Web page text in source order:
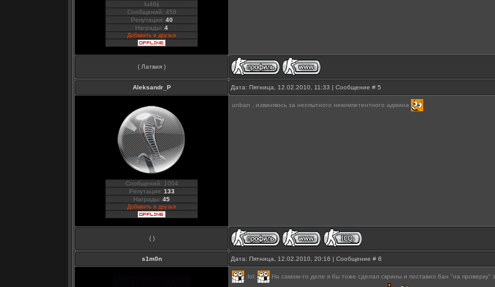
lu46ij
Сообщений: 458
Репутация: 40
Награды: 4
Добавить в друзья
( Латвия )
Aleksandr_P Дата: Пятница, 12.02.2010, 11:33 | Сообщение # 5
Сообщений: 1004
Репутация: 133
Награды: 45
Добавить в друзья
unban , извиняюсь за неопытного некомпетентного админа
( )
s1m0n Дата: Пятница, 12.02.2010, 20:16 | Сообщение # 6
:lol: На самом-то деле я бы тоже сделал скрины и поставил бан "на проверку"